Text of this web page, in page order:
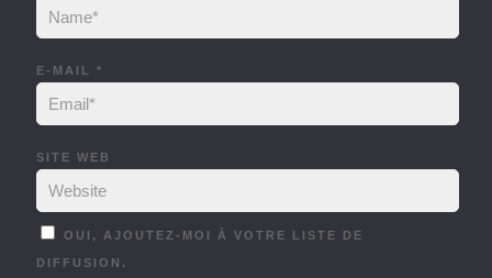
E-MAIL *
SITE WEB
OUI, AJOUTEZ-MOI À VOTRE LISTE DE
DIFFUSION.